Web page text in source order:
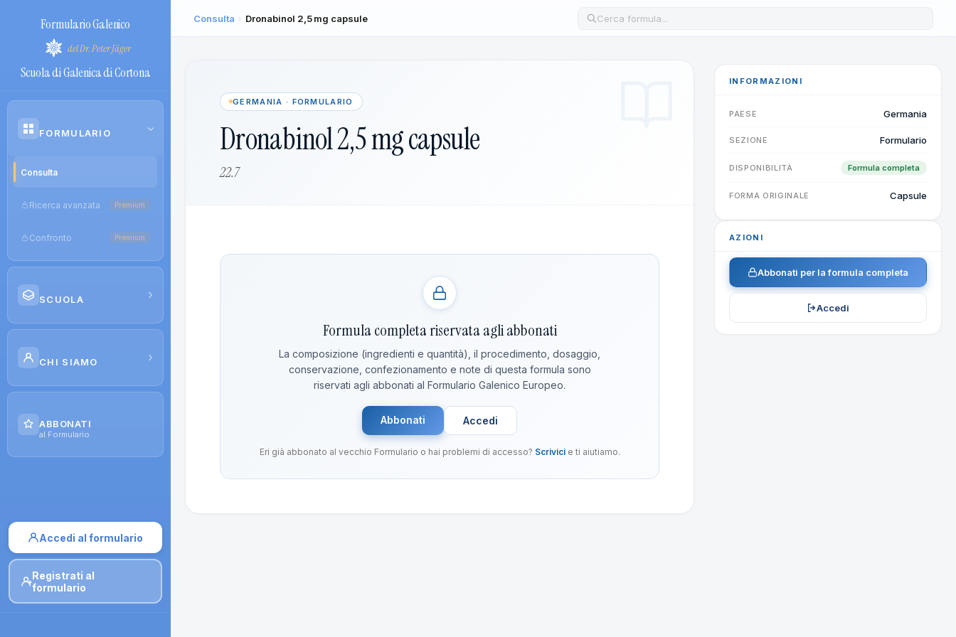
Formulario Galenico
del Dr. Peter Jäger
Scuola di Galenica di Cortona
FORMULARIO ›
Consulta
Ricerca avanzata Premium
Confronto Premium
SCUOLA ›
Corsi
Moduli di iscrizione
CHI SIAMO ›
Contatti
ABBONATI
al Formulario
Accedi al formulario
Registrati al
formulario
Consulta › Dronabinol 2,5 mg capsule Cerca una formula nel database
GERMANIA · FORMULARIO
Dronabinol 2,5 mg capsule
22.7
Formula completa riservata agli abbonati
La composizione (ingredienti e quantità), il procedimento, dosaggio,
conservazione, confezionamento e note di questa formula sono
riservati agli abbonati al Formulario Galenico Europeo.
Abbonati Accedi
Eri già abbonato al vecchio Formulario o hai problemi di accesso? Scrivicie ti aiutiamo.
INFORMAZIONI
PAESE Germania
SEZIONE Formulario
DISPONIBILITÀ Formula completa
FORMA ORIGINALE Capsule
AZIONI
Abbonati per la formula completa
Accedi